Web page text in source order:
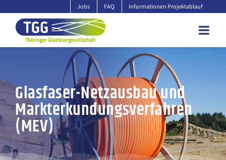
Inhalt
springen
Jobs FAQ Informationen Projektablauf
Glasfaser-Netzausbau und
Markterkundungsverfahren
(MEV)